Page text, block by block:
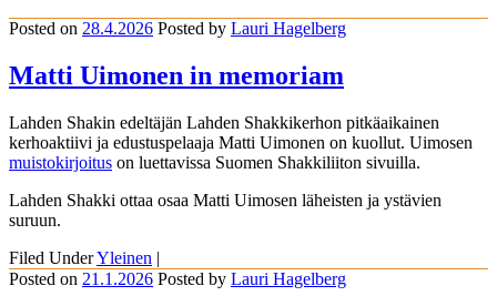
Posted on 28.4.2026 Posted by Lauri Hagelberg
Matti Uimonen in memoriam
Lahden Shakin edeltäjän Lahden Shakkikerhon pitkäaikainen
kerhoaktiivi ja edustuspelaaja Matti Uimonen on kuollut. Uimosen
muistokirjoitus on luettavissa Suomen Shakkiliiton sivuilla.
Lahden Shakki ottaa osaa Matti Uimosen läheisten ja ystävien
suruun.
Filed UnderYleinen |
Posted on 21.1.2026 Posted by Lauri Hagelberg